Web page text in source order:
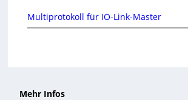
Multiprotokoll für IO-Link-Master
Mehr Infos